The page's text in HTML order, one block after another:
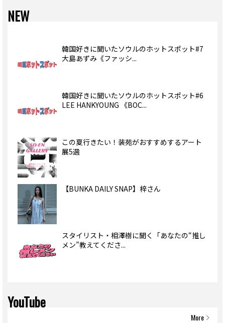
NEW
韓国好きに聞いたソウルのホットスポット#7
大島あずみ《ファッシ...
韓国好きに聞いたソウルのホットスポット#6
LEE HANKYOUNG 《BOC...
この夏行きたい！装苑がおすすめするアート
展5選
【BUNKA DAILY SNAP】梓さん
スタイリスト・相澤樹に聞く「あなたの“推し
メン”教えてくださ...
YouTube
More